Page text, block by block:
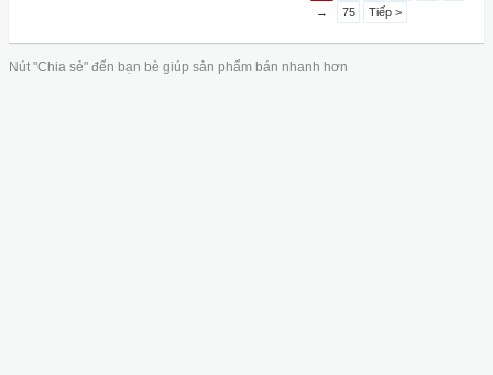
→
75 Tiếp >
Nút "Chia sẻ" đến bạn bè giúp sản phẩm bán nhanh hơn